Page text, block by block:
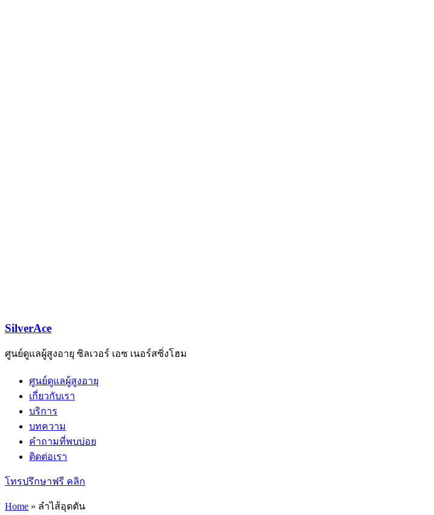
SilverAce
ศูนย์ดูแลผู้สูงอายุ ซิลเวอร์ เอซ เนอร์สซิ่งโฮม
ศูนย์ดูแลผู้สูงอายุ
เกี่ยวกับเรา
บริการ
บทความ
คำถามที่พบบ่อย
ติดต่อเรา
โทรปรึกษาฟรี คลิก
Home » ลำไส้อุดตัน